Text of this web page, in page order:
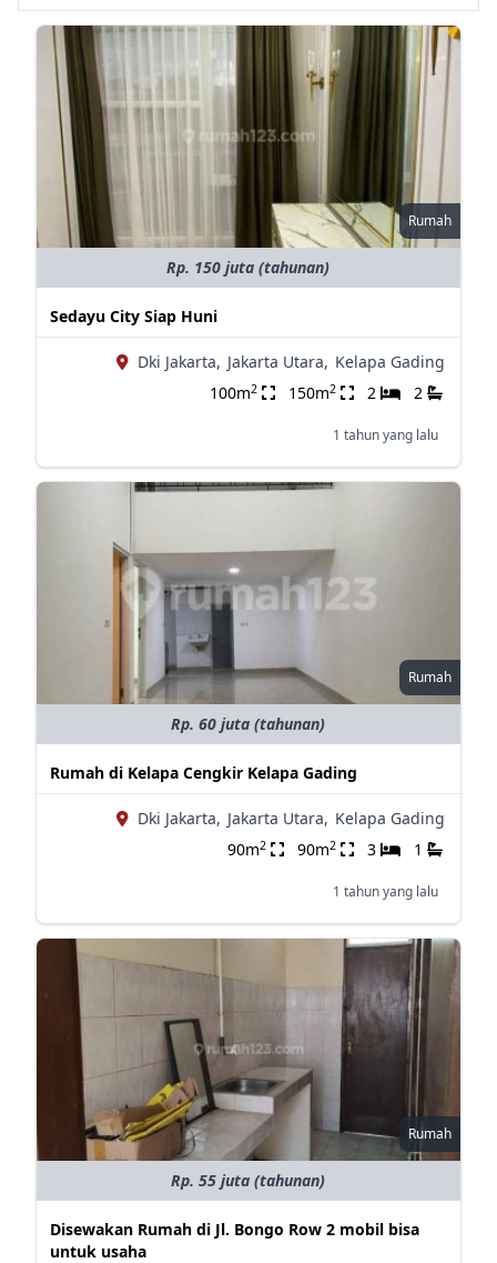
Rumah
Rp. 150 juta (tahunan)
Sedayu City Siap Huni
Dki Jakarta, Jakarta Utara, Kelapa Gading
100m2 150m2 2 2
1 tahun yang lalu
Rumah
Rp. 60 juta (tahunan)
Rumah di Kelapa Cengkir Kelapa Gading
Dki Jakarta, Jakarta Utara, Kelapa Gading
90m2 90m2 3 1
1 tahun yang lalu
Rumah
Rp. 55 juta (tahunan)
Disewakan Rumah di Jl. Bongo Row 2 mobil bisa
untuk usaha